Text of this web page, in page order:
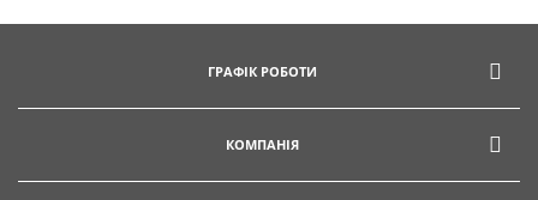
ГРАФІК РОБОТИ
КОМПАНІЯ